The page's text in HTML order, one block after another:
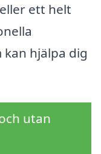
ett helt
hjälpa dig
utan